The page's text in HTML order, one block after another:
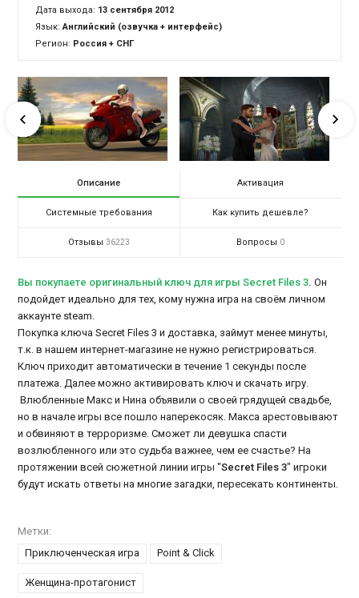
Дата выхода: 13 сентября 2012
Язык:Английский (озвучка + интерфейс)
Регион: Россия + СНГ
Описание Активация
Системные требования Как купить дешевле?
Отзывы 36223 Вопросы 0
Вы покупаете оригинальный ключ для игры Secret Files 3. Он
подойдет идеально для тех, кому нужна игра на своём личном
аккаунте steam.
Покупка ключа Secret Files 3 и доставка, займут менее минуты,
т.к. в нашем интернет-магазине не нужно регистрироваться.
Ключ приходит автоматически в течение 1 секунды после
платежа. Далее можно активировать ключ и скачать игру.
Влюбленные Макс и Нина объявили о своей грядущей свадьбе,
но в начале игры все пошло наперекосяк. Макса арестовывают
и обвиняют в терроризме. Сможет ли девушка спасти
возлюбленного или это судьба важнее, чем ее счастье? На
протяжении всей сюжетной линии игры "Secret Files 3" игроки
будут искать ответы на многие загадки, пересекать континенты.
Метки:
Приключенческая игра
Point & Click
Женщина-протагонист